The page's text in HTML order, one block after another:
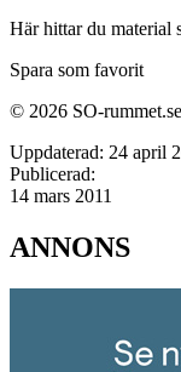
Här hittar du material
Spara som favorit
© 2026 SO-rummet.se
Uppdaterad: 24 april
Publicerad:
14 mars 2011
ANNONS